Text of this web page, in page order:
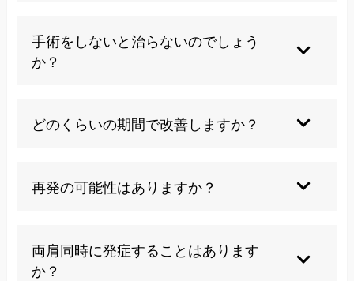
ですが、腱板断裂は筋肉の断裂による痛みと筋力
低下が特徴的です。
手術をしないと治らないのでしょう
か？
修復には手術が必要な場合が多いのが現実です。
どのくらいの期間で改善しますか？
程度で機能回復が期待できますが、個人差があり
ます。
再発の可能性はありますか？
なりますが、加齢や過度な負荷により再断裂する
可能性はあります。
両肩同時に発症することはあります
か？